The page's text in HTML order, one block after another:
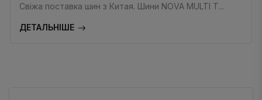
Свіжа поставка шин з Китая. Шини NOVA MULTI T...
ДЕТАЛЬНІШЕ